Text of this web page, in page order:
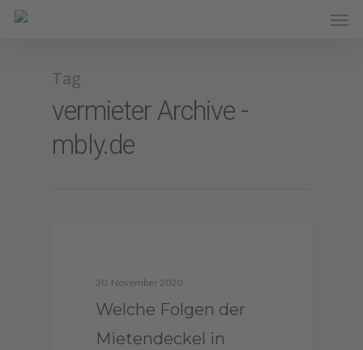
Tag
vermieter Archive -
mbly.de
30. November 2020
Welche Folgen der
Mietendeckel in